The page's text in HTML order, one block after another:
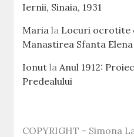
Iernii, Sinaia, 1931
Maria la Locuri ocrotite
Manastirea Sfanta
Ionut la Anul 1912:
Predealului
COPYRIGHT - Simona